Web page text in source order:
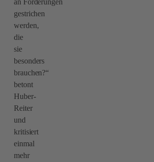
gestrichen
werden,
die
sie
besonders
brauchen?“
betont
Huber-
Reiter
und
kritisiert
einmal
mehr